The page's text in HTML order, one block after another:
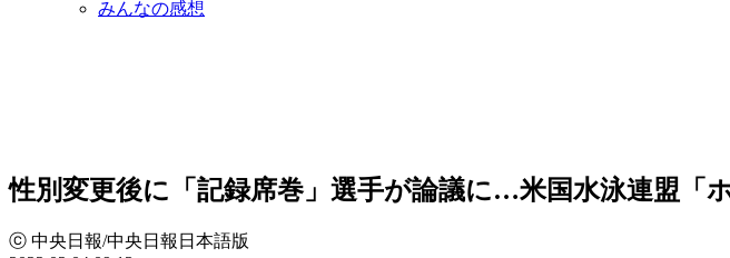
みんなの感想
性別変更後に「記録席巻」選手が論議に…米国水泳連盟「
ⓒ 中央日報/中央日報日本語版